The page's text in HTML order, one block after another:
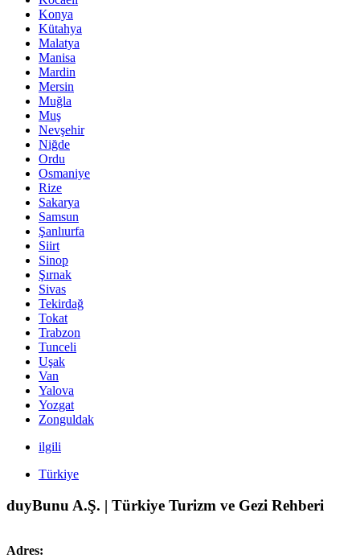
Konya
Kütahya
Malatya
Manisa
Mardin
Mersin
Muğla
Muş
Nevşehir
Niğde
Ordu
Osmaniye
Rize
Sakarya
Samsun
Şanlıurfa
Siirt
Sinop
Şırnak
Sivas
Tekirdağ
Tokat
Trabzon
Tunceli
Uşak
Van
Yalova
Yozgat
Zonguldak
ilgili
Türkiye
duyBunu A.Ş. | Türkiye Turizm ve Gezi Rehberi
Adres: